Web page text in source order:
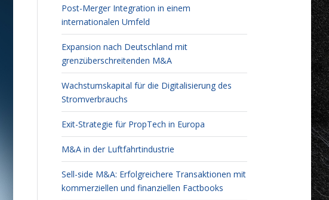
Post-Merger Integration in einem
internationalen Umfeld
Expansion nach Deutschland mit
grenzüberschreitenden M&A
Wachstumskapital für die Digitalisierung des
Stromverbrauchs
Exit-Strategie für PropTech in Europa
M&A in der Luftfahrtindustrie
Sell-side M&A: Erfolgreichere Transaktionen mit
kommerziellen und finanziellen Factbooks